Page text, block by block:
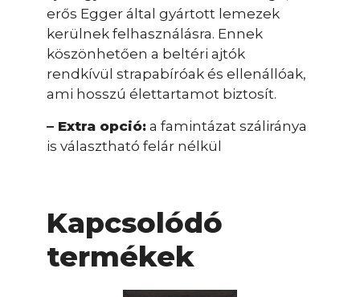
erős Egger által gyártott lemezek
kerülnek felhasználásra. Ennek
köszönhetően a beltéri ajtók
rendkívül strapabíróak és ellenállóak,
ami hosszú élettartamot biztosít.
– Extra opció: a famintázat száliránya
is választható felár nélkül
Kapcsolódó
termékek